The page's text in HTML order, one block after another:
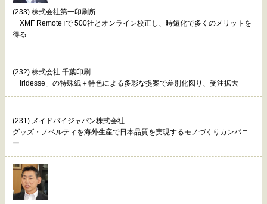
(233) 株式会社第一印刷所
「XMF Remote｣で 500社とオンライン校正し、時短化で多くのメリットを
得る
(232) 株式会社 千葉印刷
「Iridesse」の特殊紙＋特色による多彩な提案で差別化図り、受注拡大
(231) メイドバイジャパン株式会社
グッズ・ノベルティを海外生産で日本品質を実現するモノづくりカンパニ
ー